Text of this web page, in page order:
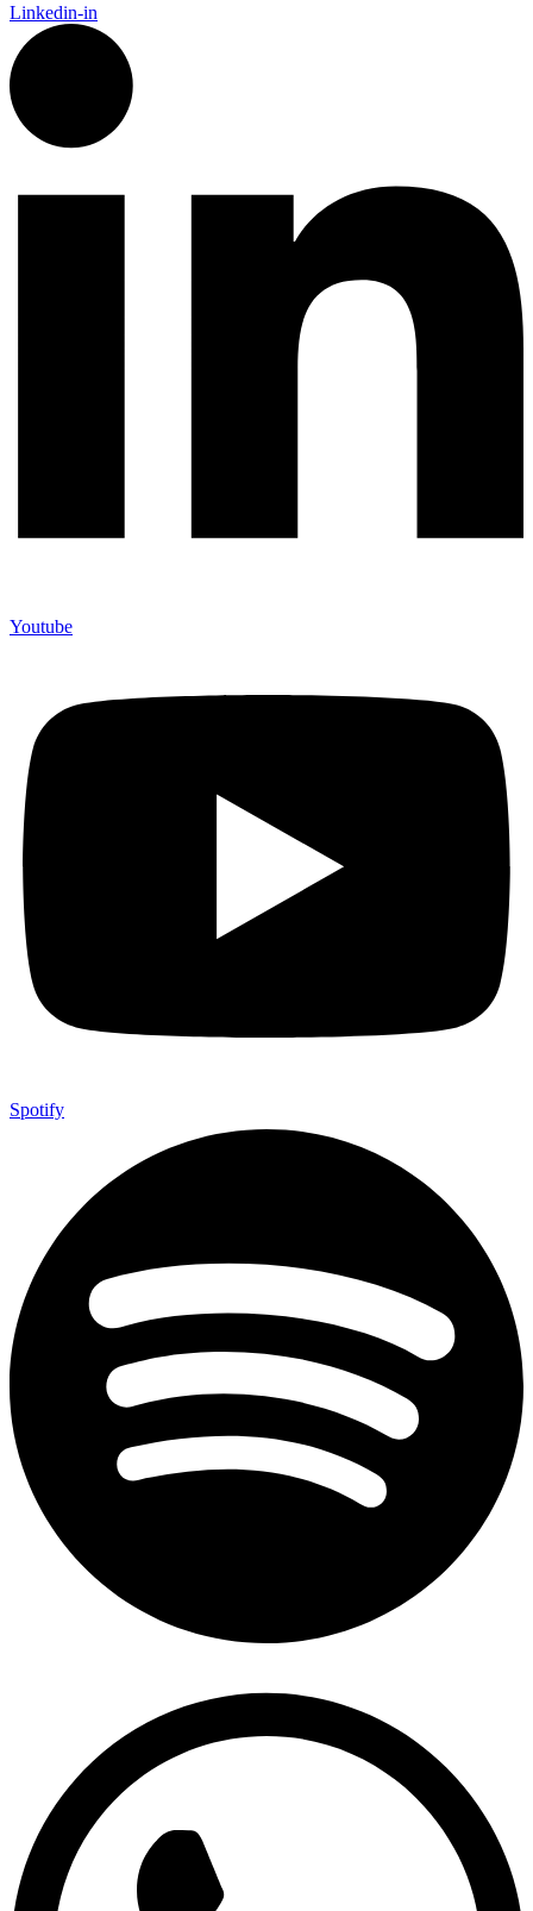
Linkedin-in
Youtube
Spotify